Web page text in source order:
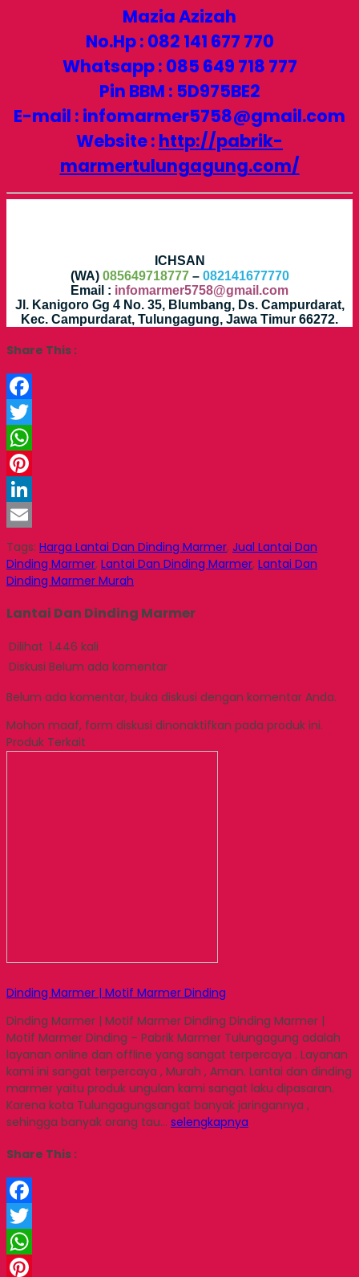
Mazia Azizah
No.Hp : 082 141 677 770
Whatsapp : 085 649 718 777
Pin BBM : 5D975BE2
E-mail : infomarmer5758@gmail.com
Website : http://pabrik-
marmertulungagung.com/
ICHSAN
(WA) 085649718777– 082141677770
Email : infomarmer5758@gmail.com
Jl. Kanigoro Gg 4 No. 35, Blumbang, Ds. Campurdarat,
Kec. Campurdarat, Tulungagung, Jawa Timur 66272.
Share This :
Facebook
Twitter
WhatsApp
Pinterest
LinkedIn
Email
Tags: Harga Lantai Dan Dinding Marmer, Jual Lantai Dan
Dinding Marmer, Lantai Dan Dinding Marmer, Lantai Dan
Dinding Marmer Murah
Lantai Dan Dinding Marmer
Dilihat 1.446 kali
Diskusi Belum ada komentar
Belum ada komentar, buka diskusi dengan komentar Anda.
Mohon maaf, form diskusi dinonaktifkan pada produk ini.
Produk Terkait
Dinding Marmer | Motif Marmer Dinding
Dinding Marmer | Motif Marmer Dinding Dinding Marmer |
Motif Marmer Dinding – Pabrik Marmer Tulungagung adalah
layanan online dan offline yang sangat terpercaya . Layanan
kami ini sangat terpercaya , Murah , Aman. Lantai dan dinding
marmer yaitu produk ungulan kami sangat laku dipasaran.
Karena kota Tulungagungsangat banyak jaringannya ,
sehingga banyak orang tau… selengkapnya
Share This :
Facebook
Twitter
WhatsApp